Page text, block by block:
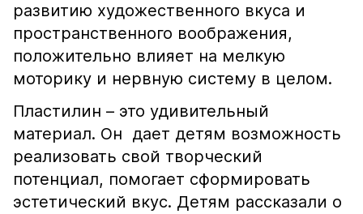
развитию художественного вкуса и
пространственного воображения,
положительно влияет на мелкую
моторику и нервную систему в целом.
Пластилин – это удивительный
материал. Он дает детям возможность
реализовать свой творческий
потенциал, помогает сформировать
эстетический вкус. Детям рассказали о